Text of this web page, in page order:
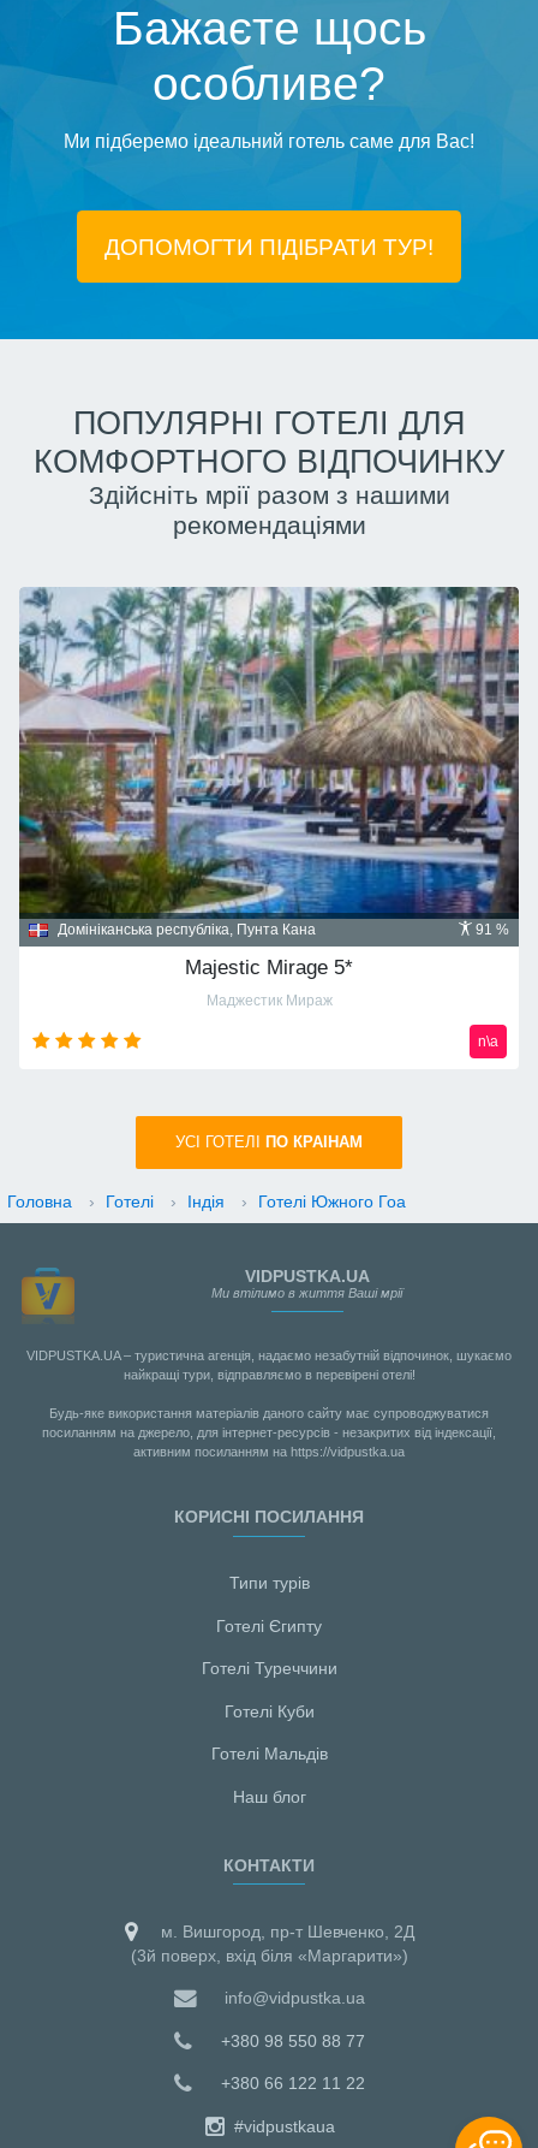
Бажаєте щось
особливе?
Ми підберемо ідеальний готель саме для Вас!
ДОПОМОГТИ ПІДIБРАТИ ТУР!
ПОПУЛЯРНІ ГОТЕЛІ ДЛЯ
КОМФОРТНОГО ВІДПОЧИНКУ
Здійсніть мрії разом з нашими
рекомендаціями
91 %
Домініканська республіка, Пунта Кана
Majestic Mirage 5*
Маджестик Мираж
n\a
УСI ГОТЕЛІ ПО КРАIНАМ
Головна › Готелі › Індія › Готелі Южного Гоа
VIDPUSTKA.UA
Ми втілимо в життя Ваші мрії
VIDPUSTKA.UA – туристична агенція, надаємо незабутній відпочинок, шукаємо
найкращі тури, відправляємо в перевірені отелі!
Будь-яке використання матеріалів даного сайту має супроводжуватися
посиланням на джерело, для інтернет-ресурсів - незакритих від індексації,
активним посиланням на https://vidpustka.ua
КОРИСНІ ПОСИЛАННЯ
Типи турів
Готелі Єгипту
Готелі Туреччини
Готелі Куби
Готелі Мальдiв
Наш блог
КОНТАКТИ
м. Вишгород, пр-т Шевченко, 2Д
(3й поверх, вхід біля «Маргарити»)
info@vidpustka.ua
+380 98 550 88 77
+380 66 122 11 22
#vidpustkaua